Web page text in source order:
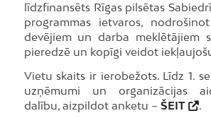
līdzfinansēts Rīgas pilsētas
programmas ietvaros,
devējiem un darba meklētājiem
pieredzē un kopīgi veidot
Vietu skaits ir ierobežots. Līdz 1.
uzņēmumi un organizācijas
dalību, aizpildot anketu – ŠEIT .